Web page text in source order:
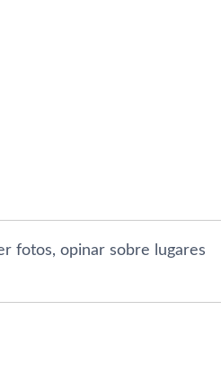
fotos, opinar sobre lugares